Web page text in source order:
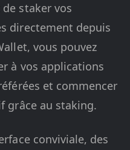
staker vos
directement depuis
vous pouvez
à vos applications
et commencer
grâce au staking.
conviviale, des